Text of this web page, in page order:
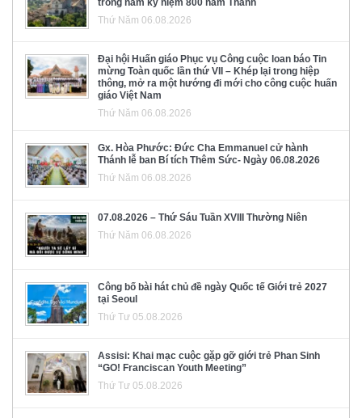
Thứ Năm 06.08.2026
Đại hội Huấn giáo Phục vụ Công cuộc loan báo Tin
mừng Toàn quốc lần thứ VII – Khép lại trong hiệp
thông, mở ra một hướng đi mới cho công cuộc huấn
giáo Việt Nam
Thứ Năm 06.08.2026
Gx. Hòa Phước: Đức Cha Emmanuel cử hành
Thánh lễ ban Bí tích Thêm Sức- Ngày 06.08.2026
Thứ Năm 06.08.2026
07.08.2026 – Thứ Sáu Tuần XVIII Thường Niên
Thứ Năm 06.08.2026
Công bố bài hát chủ đề ngày Quốc tế Giới trẻ 2027
tại Seoul
Thứ Tư 05.08.2026
Assisi: Khai mạc cuộc gặp gỡ giới trẻ Phan Sinh
“GO! Franciscan Youth Meeting”
Thứ Tư 05.08.2026